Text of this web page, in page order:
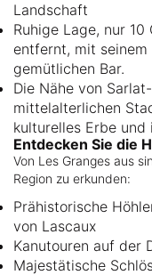
Landschaft
Ruhige Lage, nur
entfernt, mit
gemütlichen Bar.
Die Nähe von
mittelalterlichen
kulturelles Erbe
Entdecken Sie die
Von Les Granges aus
Region zu erkunden:
Prähistorische
von Lascaux
Kanutouren auf der
Majestätische